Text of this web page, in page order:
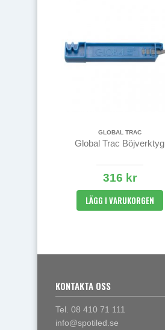
GLOBAL TRAC
Global Trac Böjverktyg
316 kr
LÄGG I VARUKORGEN
KONTAKTA OSS
Tel. 08 410 71 111
info@spotiled.se